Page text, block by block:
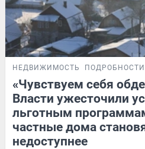
НЕДВИЖИМОСТЬ ПОДРОБНОСТИ
«Чувствуем себя
Власти ужесточили
льготным
частные дома
недоступнее